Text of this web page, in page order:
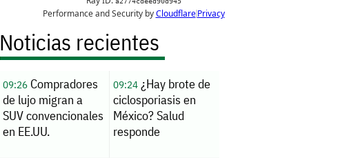
Noticias recientes
09:26 Compradores
de lujo migran a
SUV convencionales
en EE.UU.
09:24¿Hay brote de
ciclosporiasis en
México? Salud
responde